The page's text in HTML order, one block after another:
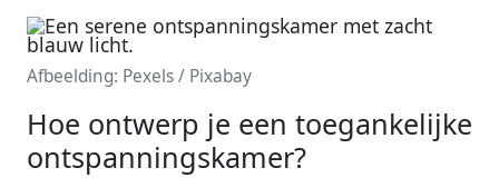
Afbeelding: Pexels / Pixabay
Hoe ontwerp je een toegankelijke
ontspanningskamer?